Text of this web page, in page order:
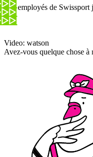
Ces employés de Swissport
Video: watson
Avez-vous quelque chose à